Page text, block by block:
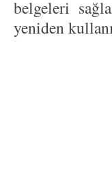
belgeleri
yeniden